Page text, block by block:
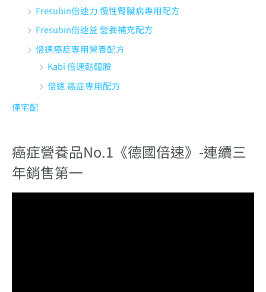
Fresubin倍速力 慢性腎臟病專用配方
Fresubin倍速益 營養補充配方
倍速癌症專用營養配方
Kabi 倍速麩醯胺
倍速 癌症專用配方
僅宅配
癌症營養品No.1《德國倍速》-連續三
年銷售第一